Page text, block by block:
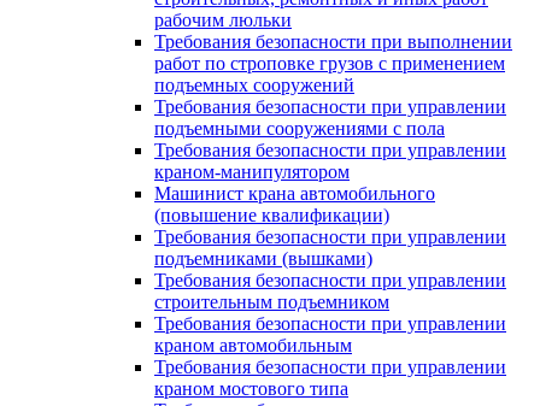
рабочим люльки
Требования безопасности при выполнении
работ по строповке грузов с применением
подъемных сооружений
Требования безопасности при управлении
подъемными сооружениями с пола
Требования безопасности при управлении
краном-манипулятором
Машинист крана автомобильного
(повышение квалификации)
Требования безопасности при управлении
подъемниками (вышками)
Требования безопасности при управлении
строительным подъемником
Требования безопасности при управлении
краном автомобильным
Требования безопасности при управлении
краном мостового типа